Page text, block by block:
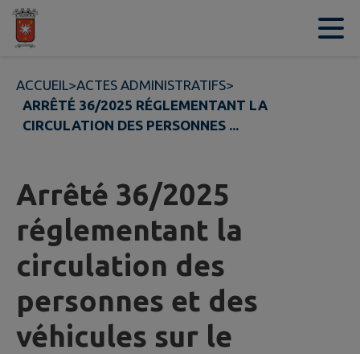
Contenu
ACCUEIL>ACTES ADMINISTRATIFS>
ARRÊTÉ 36/2025 RÉGLEMENTANT LA
CIRCULATION DES PERSONNES ...
Arrêté 36/2025
réglementant la
circulation des
personnes et des
véhicules sur le